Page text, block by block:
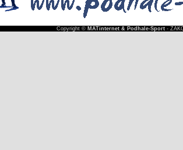
Copyright © MATinternet & Podhale-Sport-